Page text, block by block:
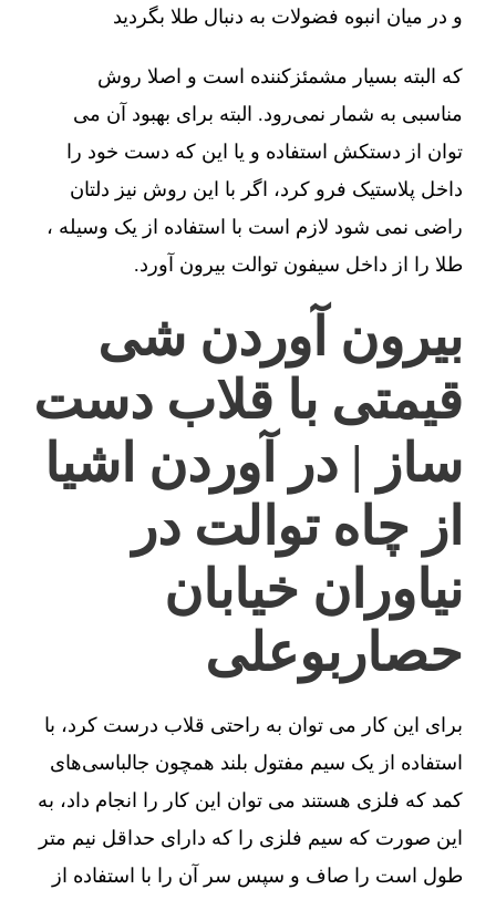
و در میان انبوه فضولات به دنبال طلا بگردید
که البته بسیار مشمئزکننده است و اصلا روش
مناسبی به شمار نمی‌رود. البته برای بهبود آن می
توان از دستکش استفاده و یا این که دست خود را
داخل پلاستیک فرو کرد، اگر با این روش نیز دلتان
راضی نمی شود لازم است با استفاده از یک وسیله ،
طلا را از داخل سیفون توالت بیرون آورد.
بیرون آوردن شی
قیمتی با قلاب دست
ساز | در آوردن اشیا
از چاه توالت در
نیاوران خیابان
حصاربوعلی
برای این کار می توان به راحتی قلاب درست کرد، با
استفاده از یک سیم مفتول بلند همچون جالباسی‌های
کمد که فلزی هستند می توان این کار را انجام داد، به
این صورت که سیم فلزی را که دارای حداقل نیم متر
طول است را صاف و سپس سر آن را با استفاده از